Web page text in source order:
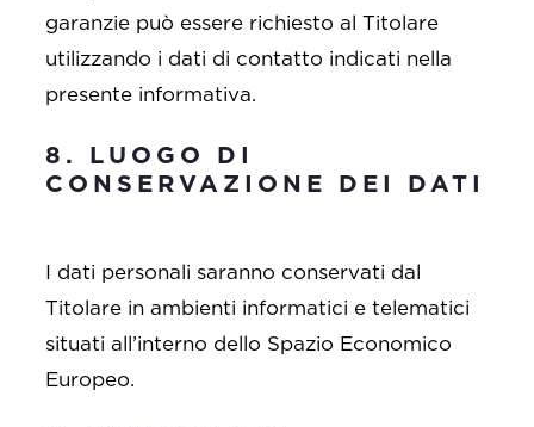
garanzie può essere richiesto al Titolare
utilizzando i dati di contatto indicati nella
presente informativa.
8. LUOGO DI
CONSERVAZIONE DEI DATI
I dati personali saranno conservati dal
Titolare in ambienti informatici e telematici
situati all’interno dello Spazio Economico
Europeo.